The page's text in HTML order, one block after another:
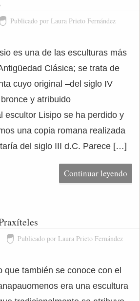
Publicado por Laura Prieto Fernández
es una de las esculturas más
Clásica; se trata de
cuyo original –del siglo IV
y atribuido
escultor Lisipo se ha perdido y
una copia romana realizada
del siglo III d.C. Parece […]
Continuar leyendo
Publicado por Laura Prieto Fernández
que también se conoce con el
era una escultura